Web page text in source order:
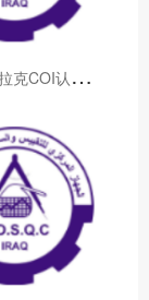
仪
器仪表伊拉克COI认证服务